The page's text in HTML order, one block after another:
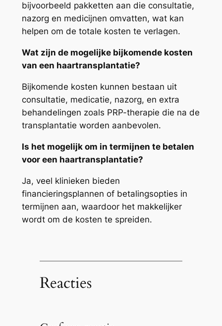
bijvoorbeeld pakketten aan die consultatie,
nazorg en medicijnen omvatten, wat kan
helpen om de totale kosten te verlagen.
Wat zijn de mogelijke bijkomende kosten
van een haartransplantatie?
Bijkomende kosten kunnen bestaan uit
consultatie, medicatie, nazorg, en extra
behandelingen zoals PRP-therapie die na de
transplantatie worden aanbevolen.
Is het mogelijk om in termijnen te betalen
voor een haartransplantatie?
Ja, veel klinieken bieden
financieringsplannen of betalingsopties in
termijnen aan, waardoor het makkelijker
wordt om de kosten te spreiden.
Reacties